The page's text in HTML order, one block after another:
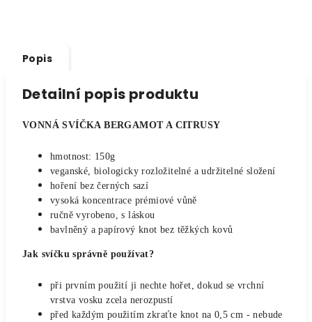
Popis
Detailní popis produktu
VONNÁ SVÍČKA BERGAMOT A CITRUSY
hmotnost: 150g
veganské, biologicky rozložitelné a udržitelné složení
hoření bez černých sazí
vysoká koncentrace prémiové vůně
ručně vyrobeno, s láskou
bavlněný a papírový knot bez těžkých kovů
Jak svíčku správně používat?
při prvním použití ji nechte hořet, dokud se vrchní
vrstva vosku zcela nerozpustí
před každým použitím zkraťte knot na 0,5 cm - nebude